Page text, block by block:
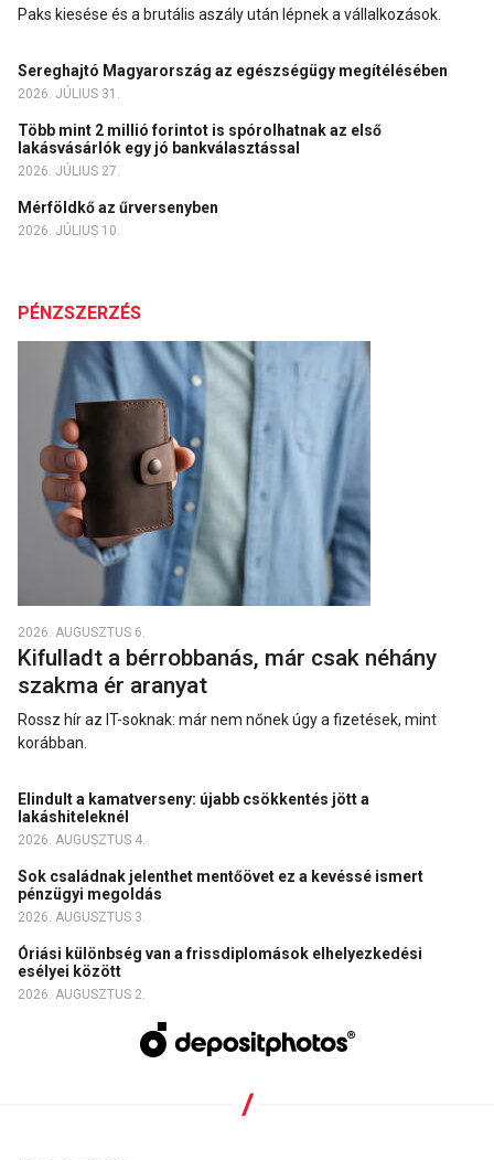
Paks kiesése és a brutális aszály után lépnek a vállalkozások.
Sereghajtó Magyarország az egészségügy megítélésében
2026. JÚLIUS 31.
Több mint 2 millió forintot is spórolhatnak az első
lakásvásárlók egy jó bankválasztással
2026. JÚLIUS 27.
Mérföldkő az űrversenyben
2026. JÚLIUS 10.
PÉNZSZERZÉS
2026. AUGUSZTUS 6.
Kifulladt a bérrobbanás, már csak néhány
szakma ér aranyat
Rossz hír az IT-soknak: már nem nőnek úgy a fizetések, mint
korábban.
Elindult a kamatverseny: újabb csökkentés jött a
lakáshiteleknél
2026. AUGUSZTUS 4.
Sok családnak jelenthet mentőövet ez a kevéssé ismert
pénzügyi megoldás
2026. AUGUSZTUS 3.
Óriási különbség van a frissdiplomások elhelyezkedési
esélyei között
2026. AUGUSZTUS 2.